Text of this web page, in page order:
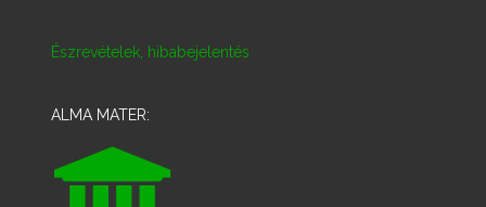
Észrevételek, hibabejelentés
ALMA MATER: